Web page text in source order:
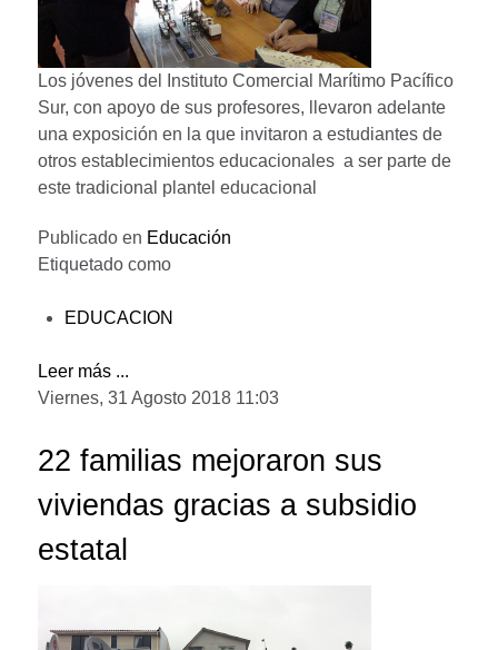
Los jóvenes del Instituto Comercial Marítimo Pacífico
Sur, con apoyo de sus profesores, llevaron adelante
una exposición en la que invitaron a estudiantes de
otros establecimientos educacionales a ser parte de
este tradicional plantel educacional
Publicado en Educación
Etiquetado como
EDUCACION
Leer más ...
Viernes, 31 Agosto 2018 11:03
22 familias mejoraron sus
viviendas gracias a subsidio
estatal